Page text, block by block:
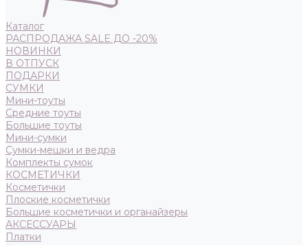
Каталог
РАСПРОДАЖА SALE ДО -20%
НОВИНКИ
В ОТПУСК
ПОДАРКИ
СУМКИ
Мини-тоуты
Средние тоуты
Большие тоуты
Мини-сумки
Сумки-мешки и ведра
Комплекты сумок
КОСМЕТИЧКИ
Косметички
Плоские косметички
Большие косметички и органайзеры
АКСЕССУАРЫ
Платки